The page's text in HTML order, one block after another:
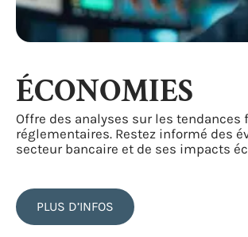
ÉCONOMIES
Offre des analyses sur les tendances
réglementaires. Restez informé des
secteur bancaire et de ses impacts
PLUS D’INFOS